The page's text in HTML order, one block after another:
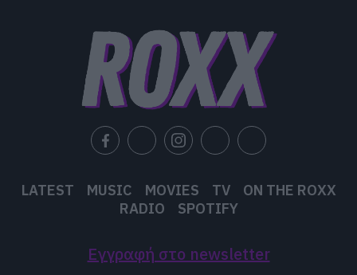
LATEST MUSIC MOVIES TV
ON THE ROXX
RADIO
SPOTIFY
Εγγραφή στο newsletter